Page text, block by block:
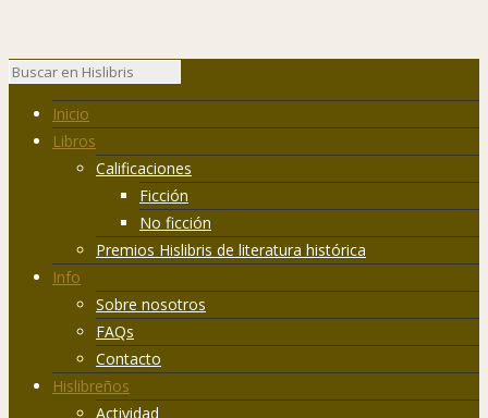
Inicio
Libros
Calificaciones
Ficción
No ficción
Premios Hislibris de literatura histórica
Info
Sobre nosotros
FAQs
Contacto
Hislibreños
Actividad